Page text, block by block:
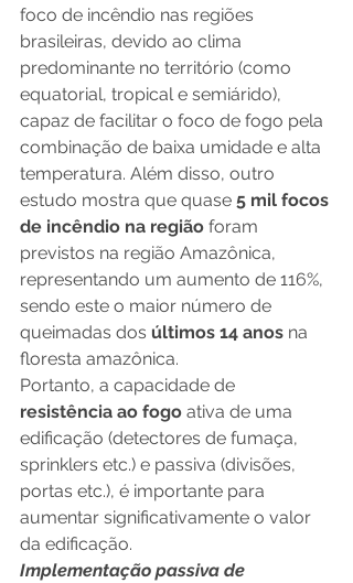
foco de incêndio nas regiões
brasileiras, devido ao clima
predominante no território (como
equatorial, tropical e semiárido),
capaz de facilitar o foco de fogo pela
combinação de baixa umidade e alta
temperatura. Além disso, outro
estudo mostra que quase 5 mil focos
de incêndio na região foram
previstos na região Amazônica,
representando um aumento de 116%,
sendo este o maior número de
queimadas dos últimos 14 anos na
floresta amazônica.
Portanto, a capacidade de
resistência ao fogo ativa de uma
edificação (detectores de fumaça,
sprinklers etc.) e passiva (divisões,
portas etc.), é importante para
aumentar significativamente o valor
da edificação.
Implementação passiva de